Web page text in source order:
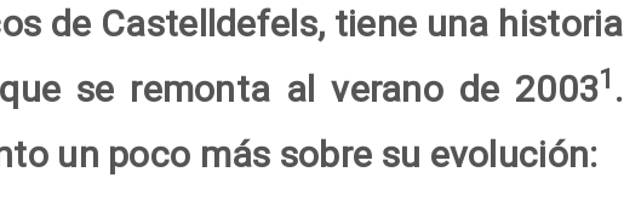
de Castelldefels, tiene una historia
se remonta al verano de 20031 .
un poco más sobre su evolución: